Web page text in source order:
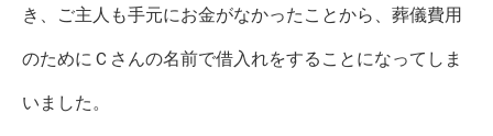
き、ご主人も手元にお金がなかったことから、葬儀費用
のためにＣさんの名前で借入れをすることになってしま
いました。